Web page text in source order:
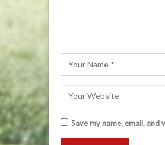
Save my name, email,